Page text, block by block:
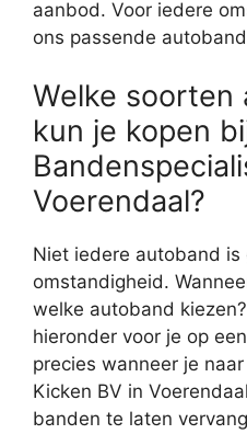
aanbod. Voor iedere
ons passende
Welke soorten
kun je kopen
Voerendaal?
Niet iedere autoband is
omstandigheid.
welke autoband
hieronder voor je op
precies wanneer je
Kicken BV in
banden te laten